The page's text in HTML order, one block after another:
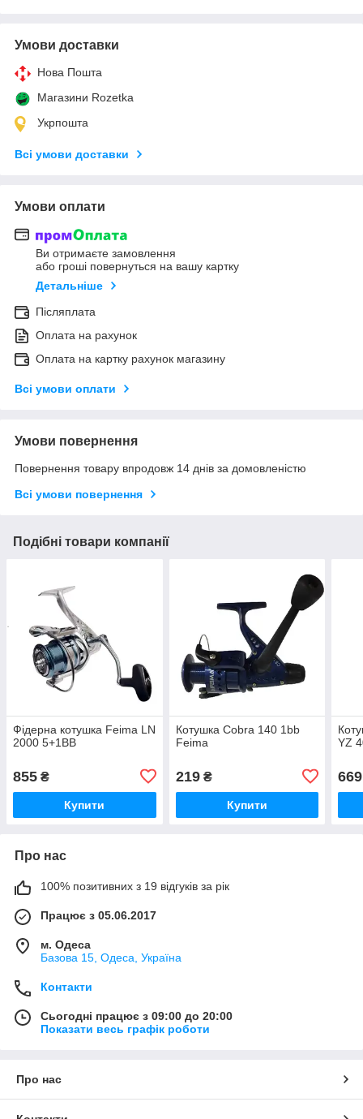
Умови доставки
Нова Пошта
Магазини Rozetka
Укрпошта
Всі умови доставки
Умови оплати
Ви отримаєте замовлення
або гроші повернуться на вашу картку
Детальніше
Післяплата
Оплата на рахунок
Оплата на картку рахунок магазину
Всі умови оплати
Умови повернення
Повернення товару впродовж 14 днів за домовленістю
Всі умови повернення
Подібні товари компанії
Фідерна котушка Feima LN
2000 5+1ВВ
855 ₴
Купити
Котушка Cobra 140 1bb
Feima
219₴
Купити
YZ
669
Про нас
100% позитивних з 19 відгуків за рік
Працює з 05.06.2017
м. Одеса
Базова 15, Одеса, Україна
Контакти
Сьогодні працює з 09:00 до 20:00
Показати весь графік роботи
Про нас